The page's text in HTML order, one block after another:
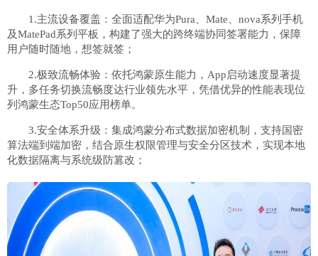
1.主流设备覆盖：全面适配华为Pura、Mate、nova系列手机
及MatePad系列平板，构建了强大的跨终端协同签署能力，保障
用户随时随地，想签就签；
2.极致流畅体验：依托鸿蒙原生能力，App启动速度显著提
升，多任务切换流畅度达行业领先水平，凭借优异的性能表现位
列鸿蒙生态Top50应用榜单。
3.安全体系升级：集成鸿蒙分布式数据加密机制，支持国密
算法端到端加密，结合原生权限管理与安全分区技术，实现本地
化数据隔离与系统级防篡改；